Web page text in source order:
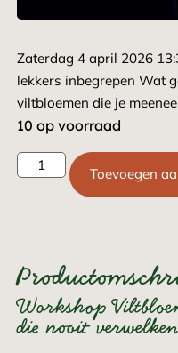
Zaterdag 4 april 2026
lekkers inbegrepen Wat
viltbloemen die je
10 op voorraad
Toevoegen
Workshop
die nooit